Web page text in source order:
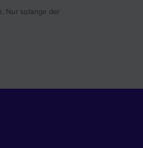
Nur solange der